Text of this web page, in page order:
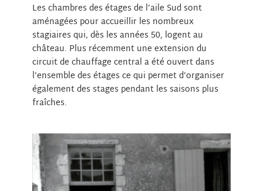
Les chambres des étages de l’aile Sud sont
aménagées pour accueillir les nombreux
stagiaires qui, dès les années 50, logent au
château. Plus récemment une extension du
circuit de chauffage central a été ouvert dans
l’ensemble des étages ce qui permet d’organiser
également des stages pendant les saisons plus
fraîches.